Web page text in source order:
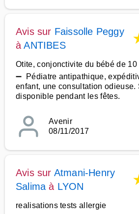
Avis sur Faissolle Peggy
àANTIBES
Otite, conjonctivite du bébé de
➖ Pédiatre antipathique,
enfant, une consultation odieuse.
disponible pendant les fêtes.
Avenir
08/11/2017
Avis sur Atmani-Henry
Salima à LYON
realisations tests allergie